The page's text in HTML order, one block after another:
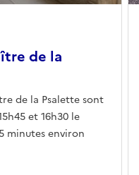
de la
de la Psalette sont
et 16h30 le
minutes environ